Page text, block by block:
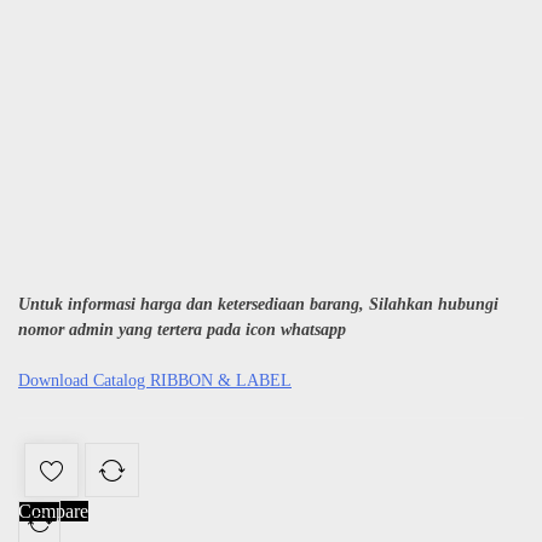
Untuk informasi harga dan ketersediaan barang, Silahkan hubungi
nomor admin yang tertera pada icon whatsapp
Download Catalog RIBBON & LABEL
Compare